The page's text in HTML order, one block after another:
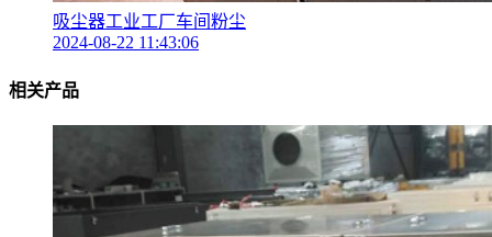
吸尘器工业工厂车间粉尘
2024-08-22 11:43:06
相关产品